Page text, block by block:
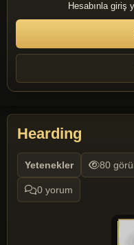
Hesabınla giriş
Hearding
Yetenekler 80
0 yorum